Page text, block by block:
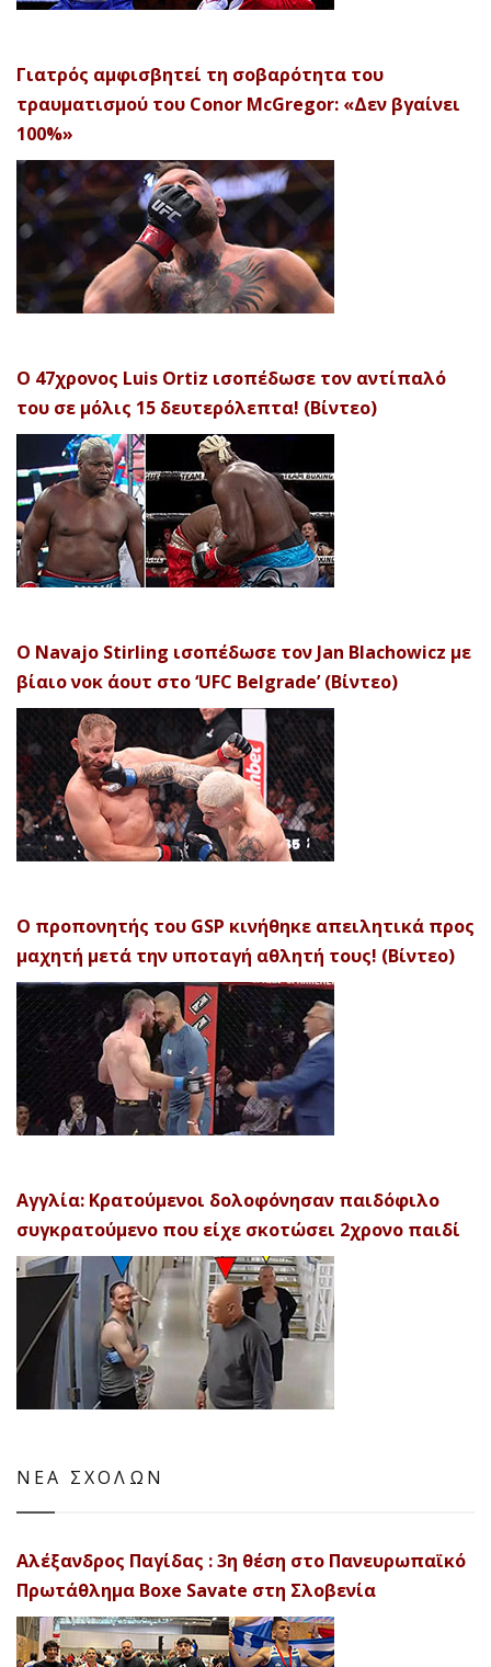
Γιατρός αμφισβητεί τη σοβαρότητα του
τραυματισμού του Conor McGregor: «Δεν βγαίνει
100%»
Ο 47χρονος Luis Ortiz ισοπέδωσε τον αντίπαλό
του σε μόλις 15 δευτερόλεπτα! (Βίντεο)
Ο Navajo Stirling ισοπέδωσε τον Jan Blachowicz με
βίαιο νοκ άουτ στο ‘UFC Belgrade’ (Βίντεο)
Ο προπονητής του GSP κινήθηκε απειλητικά προς
μαχητή μετά την υποταγή αθλητή τους! (Βίντεο)
Αγγλία: Κρατούμενοι δολοφόνησαν παιδόφιλο
συγκρατούμενο που είχε σκοτώσει 2χρονο παιδί
ΝΕΑ ΣΧΟΛΩΝ
Αλέξανδρος Παγίδας : 3η θέση στο Πανευρωπαϊκό
Πρωτάθλημα Boxe Savate στη Σλοβενία